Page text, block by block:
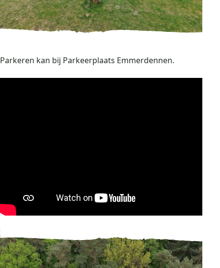
Parkeren kan bij Parkeerplaats Emmerdennen.